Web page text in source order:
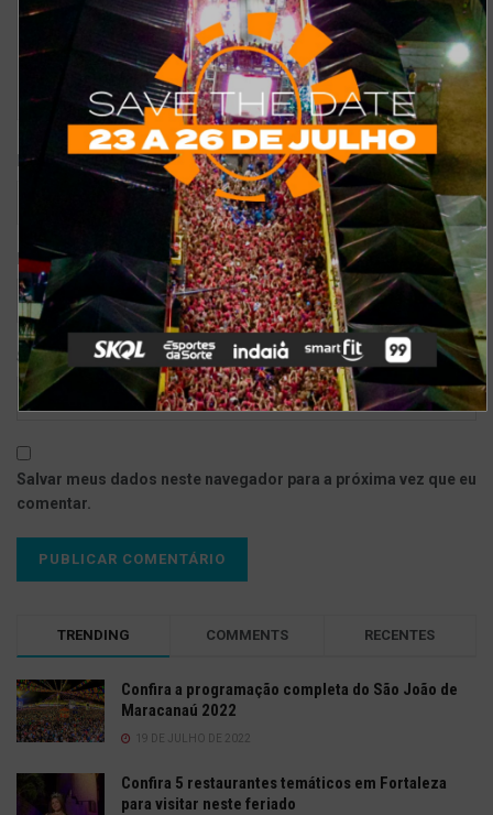
Nome *
E-mail*
Site
Salvar meus dados neste navegador para a próxima vez que eu
comentar.
TRENDING COMMENTS RECENTES
Confira a programação completa do São João de
Maracanaú 2022
19 DE JULHO DE 2022
Confira 5 restaurantes temáticos em Fortaleza
para visitar neste feriado